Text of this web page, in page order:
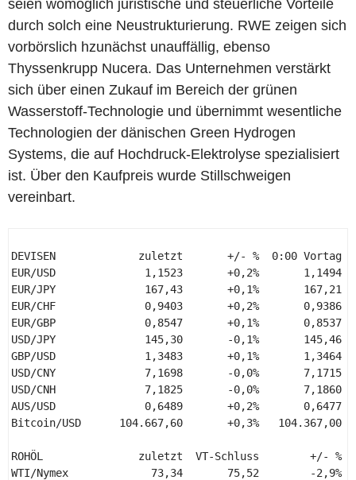
seien womöglich juristische und steuerliche Vorteile
durch solch eine Neustrukturierung. RWE zeigen sich
vorbörslich hzunächst unauffällig, ebenso
Thyssenkrupp Nucera. Das Unternehmen verstärkt
sich über einen Zukauf im Bereich der grünen
Wasserstoff-Technologie und übernimmt wesentliche
Technologien der dänischen Green Hydrogen
Systems, die auf Hochdruck-Elektrolyse spezialisiert
ist. Über den Kaufpreis wurde Stillschweigen
vereinbart.
DEVISEN             zuletzt       +/- %  0:00 Vortag
EUR/USD              1,1523       +0,2%       1,1494
EUR/JPY              167,43       +0,1%       167,21
EUR/CHF              0,9403       +0,2%       0,9386
EUR/GBP              0,8547       +0,1%       0,8537
USD/JPY              145,30       -0,1%       145,46
GBP/USD              1,3483       +0,1%       1,3464
USD/CNY              7,1698       -0,0%       7,1715
USD/CNH              7,1825       -0,0%       7,1860
AUS/USD              0,6489       +0,2%       0,6477
Bitcoin/USD      104.667,60       +0,3%   104.367,00
ROHÖL               zuletzt  VT-Schluss        +/- %
WTI/Nymex             73,34       75,52        -2,9%